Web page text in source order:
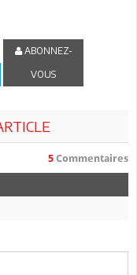
ABONNEZ-
VOUS
5 Commentaires